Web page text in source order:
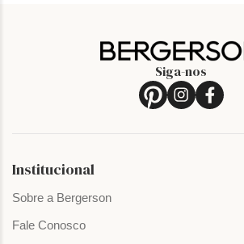
Siga-nos
Institucional
Sobre a Bergerson
Fale Conosco